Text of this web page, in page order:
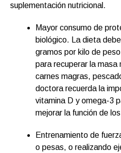
suplementación nutricional.
Mayor consumo de
biológico. La dieta
gramos por kilo de
para recuperar la masa
carnes magras,
doctora recuerda la
vitamina D y omega-3
mejorar la función de
Entrenamiento de
o pesas, o realizando